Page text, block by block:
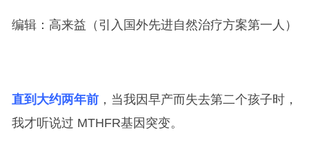
编辑：高来益（引入国外先进自然治疗方案第一人）
直到大约两年前，当我因早产而失去第二个孩子时，
我才听说过 MTHFR基因突变。